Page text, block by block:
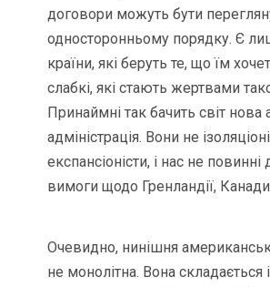
договори можуть бути
односторонньому порядку. Є
країни, які беруть те, що їм
слабкі, які стають жертвами
Принаймні так бачить світ
адміністрація. Вони не
експансіоністи, і нас не
вимоги щодо Гренландії,
Очевидно, нинішня
не монолітна. Вона складається